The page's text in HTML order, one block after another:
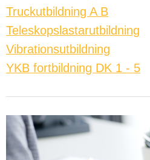
Truckutbildning A B
Teleskopslastarutbildning
Vibrationsutbildning
YKB fortbildning DK 1 - 5